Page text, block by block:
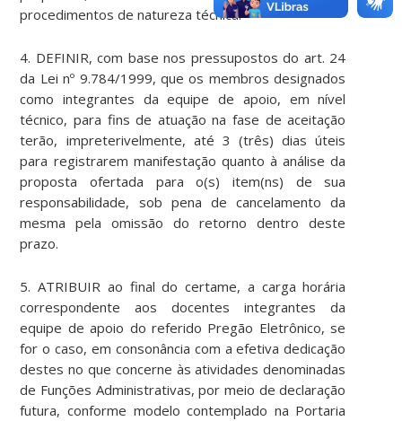
procedimentos de natureza técnica.
4. DEFINIR, com base nos pressupostos do art. 24
da Lei nº 9.784/1999, que os membros designados
como integrantes da equipe de apoio, em nível
técnico, para fins de atuação na fase de aceitação
terão, impreterivelmente, até 3 (três) dias úteis
para registrarem manifestação quanto à análise da
proposta ofertada para o(s) item(ns) de sua
responsabilidade, sob pena de cancelamento da
mesma pela omissão do retorno dentro deste
prazo.
5. ATRIBUIR ao final do certame, a carga horária
correspondente aos docentes integrantes da
equipe de apoio do referido Pregão Eletrônico, se
for o caso, em consonância com a efetiva dedicação
destes no que concerne às atividades denominadas
de Funções Administrativas, por meio de declaração
futura, conforme modelo contemplado na Portaria